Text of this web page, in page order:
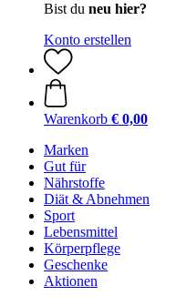
Bist du neu hier?
Konto erstellen
Warenkorb € 0,00
Marken
Gut für
Nährstoffe
Diät & Abnehmen
Sport
Lebensmittel
Körperpflege
Geschenke
Aktionen